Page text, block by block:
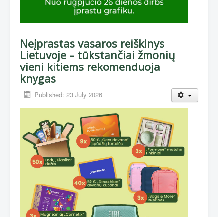
Neįprastas vasaros reiškinys
Lietuvoje – tūkstančiai žmonių
vieni kitiems rekomenduoja
knygas
Published: 23 July 2026